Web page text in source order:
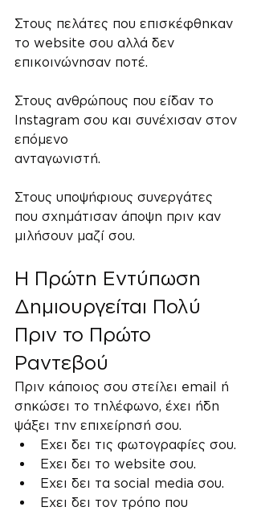
Στους πελάτες που επισκέφθηκαν
το website σου αλλά δεν
επικοινώνησαν ποτέ.
Στους ανθρώπους που είδαν το
Instagram σου και συνέχισαν στον
επόμενο
ανταγωνιστή.
Στους υποψήφιους συνεργάτες
που σχημάτισαν άποψη πριν καν
μιλήσουν μαζί σου.
Η Πρώτη Εντύπωση
Δημιουργείται Πολύ
Πριν το Πρώτο
Ραντεβού
Πριν κάποιος σου στείλει email ή
σηκώσει το τηλέφωνο, έχει ήδη
ψάξει την επιχείρησή σου.
Εχει δει τις φωτογραφίες σου.
Εχει δει το website σου.
Εχει δει τα social media σου.
Εχει δει τον τρόπο που